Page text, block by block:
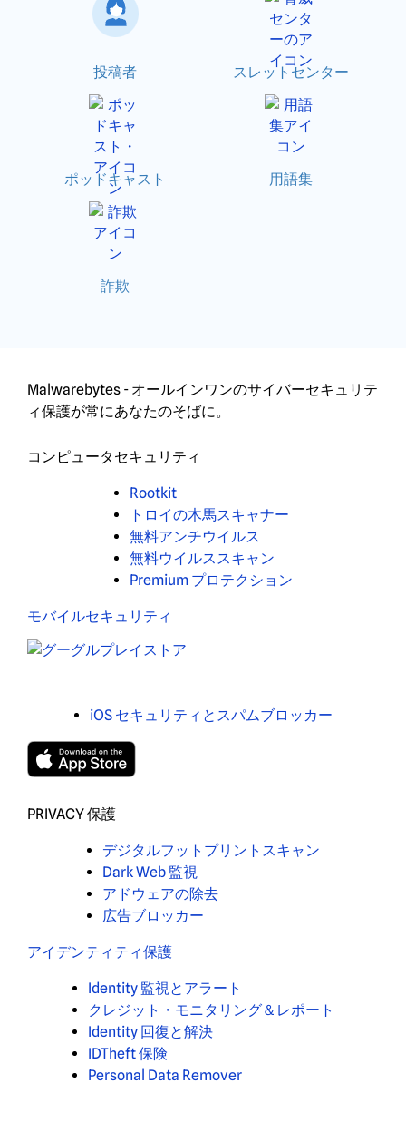
投稿者 スレットセンター
ポッドキャスト 用語集
詐欺
Malwarebytes - オールインワンのサイバーセキュリテ
ィ保護が常にあなたのそばに。
コンピュータセキュリティ
Rootkit
トロイの木馬スキャナー
無料アンチウイルス
無料ウイルススキャン
Premium プロテクション
モバイルセキュリティ
iOS セキュリティとスパムブロッカー
PRIVACY 保護
デジタルフットプリントスキャン
Dark Web 監視
アドウェアの除去
広告ブロッカー
アイデンティティ保護
Identity 監視とアラート
クレジット・モニタリング＆レポート
Identity 回復と解決
IDTheft 保険
Personal Data Remover